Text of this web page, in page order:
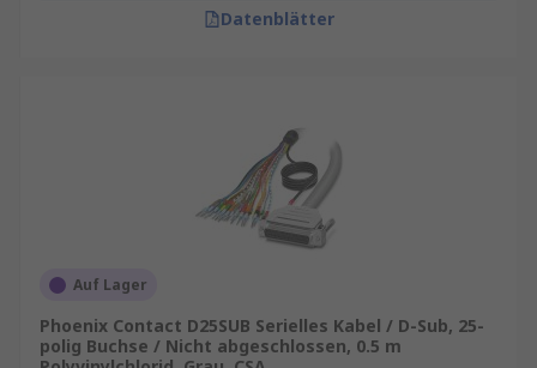
Datenblätter
Auf Lager
Phoenix Contact D25SUB Serielles Kabel / D-Sub, 25-
polig Buchse / Nicht abgeschlossen, 0.5 m